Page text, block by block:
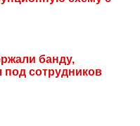
банду,
сотрудников